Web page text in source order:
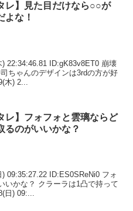
レ】見た目だけなら○○が
よな！
22:34:46.81 ID:gK83v8ET0 崩壊
ちゃんのデザインは3rdの方が好
木) 2...
レ】フォフォと雲璃ならど
るのがいいかな？
09:35:27.22 ID:ES0SReNi0 フォ
いかな？ クラーラは1凸で持って
日) 09:...